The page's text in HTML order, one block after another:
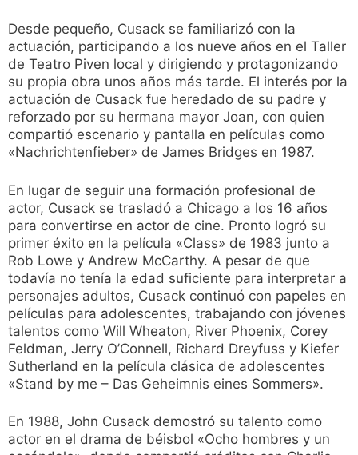
Desde pequeño, Cusack se familiarizó con la
actuación, participando a los nueve años en el Taller
de Teatro Piven local y dirigiendo y protagonizando
su propia obra unos años más tarde. El interés por la
actuación de Cusack fue heredado de su padre y
reforzado por su hermana mayor Joan, con quien
compartió escenario y pantalla en películas como
«Nachrichtenfieber» de James Bridges en 1987.
En lugar de seguir una formación profesional de
actor, Cusack se trasladó a Chicago a los 16 años
para convertirse en actor de cine. Pronto logró su
primer éxito en la película «Class» de 1983 junto a
Rob Lowe y Andrew McCarthy. A pesar de que
todavía no tenía la edad suficiente para interpretar a
personajes adultos, Cusack continuó con papeles en
películas para adolescentes, trabajando con jóvenes
talentos como Will Wheaton, River Phoenix, Corey
Feldman, Jerry O’Connell, Richard Dreyfuss y Kiefer
Sutherland en la película clásica de adolescentes
«Stand by me – Das Geheimnis eines Sommers».
En 1988, John Cusack demostró su talento como
actor en el drama de béisbol «Ocho hombres y un